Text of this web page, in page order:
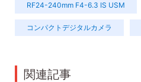
RF24-240mm F4-6.3 IS USM
コンパクトデジタルカメラ
関連記事